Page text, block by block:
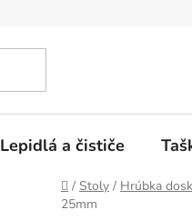
Lepidlá a čističe
Domov
/ Stoly / Hrúbka
25mm